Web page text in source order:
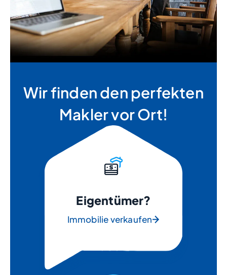
Wir finden den perfekten
Makler vor Ort!
Eigentümer?
Immobilie verkaufen